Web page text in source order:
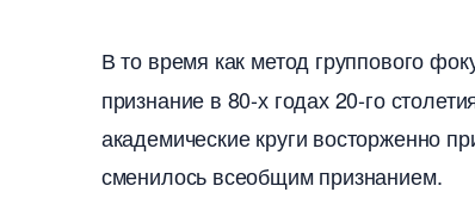
то время как метод группового
признание в 80-х годах 20-го
академические круги восторженно
сменилось всеобщим признанием.